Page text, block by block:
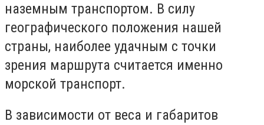
наземным транспортом. В силу
географического положения нашей
страны, наиболее удачным с точки
зрения маршрута считается именно
морской транспорт.
В зависимости от веса и габаритов